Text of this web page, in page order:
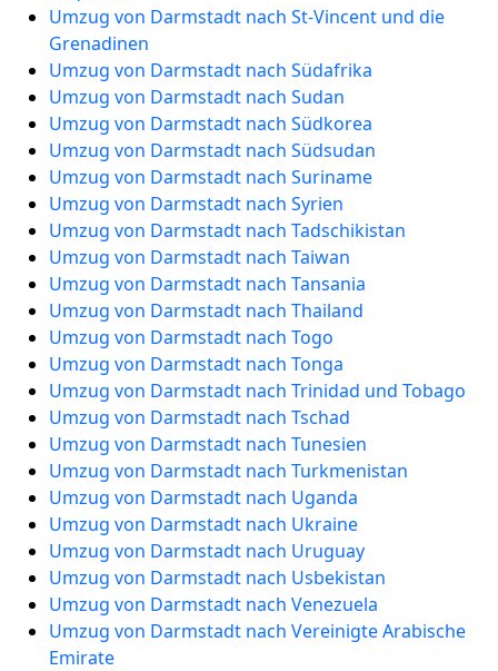
Umzug von Darmstadt nach St-Vincent und die
Grenadinen
Umzug von Darmstadt nach Südafrika
Umzug von Darmstadt nach Sudan
Umzug von Darmstadt nach Südkorea
Umzug von Darmstadt nach Südsudan
Umzug von Darmstadt nach Suriname
Umzug von Darmstadt nach Syrien
Umzug von Darmstadt nach Tadschikistan
Umzug von Darmstadt nach Taiwan
Umzug von Darmstadt nach Tansania
Umzug von Darmstadt nach Thailand
Umzug von Darmstadt nach Togo
Umzug von Darmstadt nach Tonga
Umzug von Darmstadt nach Trinidad und Tobago
Umzug von Darmstadt nach Tschad
Umzug von Darmstadt nach Tunesien
Umzug von Darmstadt nach Turkmenistan
Umzug von Darmstadt nach Uganda
Umzug von Darmstadt nach Ukraine
Umzug von Darmstadt nach Uruguay
Umzug von Darmstadt nach Usbekistan
Umzug von Darmstadt nach Venezuela
Umzug von Darmstadt nach Vereinigte Arabische
Emirate